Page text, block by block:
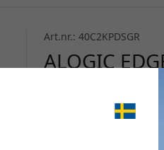
Art.nr.: 40C2KPDSGR
ALOGIC
med USB-